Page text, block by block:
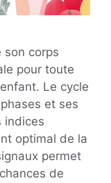
son corps
pour toute
Le cycle
et ses
indices
optimal de la
permet
de